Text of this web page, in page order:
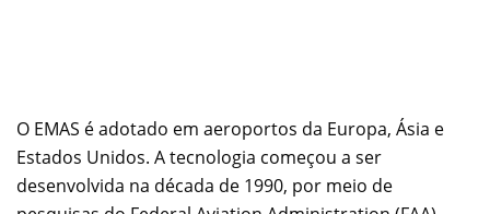
O EMAS é adotado em aeroportos da Europa, Ásia e
Estados Unidos. A tecnologia começou a ser
desenvolvida na década de 1990, por meio de